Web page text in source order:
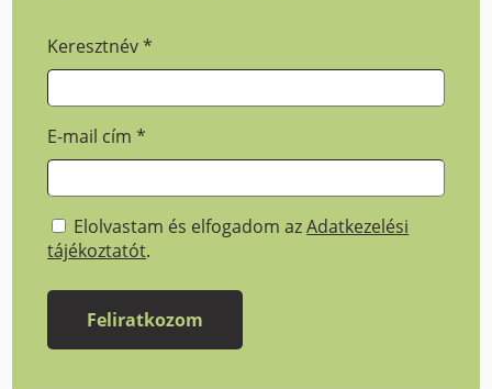
Keresztnév*
E-mail cím*
Elolvastam és elfogadom azAdatkezelési
tájékoztatót.